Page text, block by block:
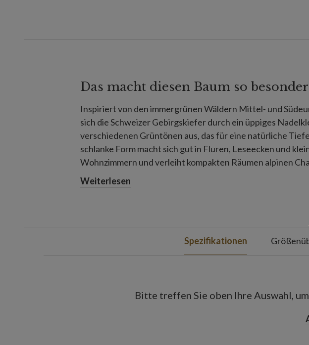
Das macht diesen Baum so
Inspiriert von den immergrünen Wäldern Mittel- und
sich die Schweizer Gebirgskiefer durch ein üppiges
verschiedenen Grüntönen aus, das für eine natürliche
schlanke Form macht sich gut in Fluren, Leseecken und
Wohnzimmern und verleiht kompakten Räumen alpinen
Stellfläche zu beanspruchen.
Weiterlesen
Spezifikationen
Bitte treffen Sie oben Ihre Auswahl,